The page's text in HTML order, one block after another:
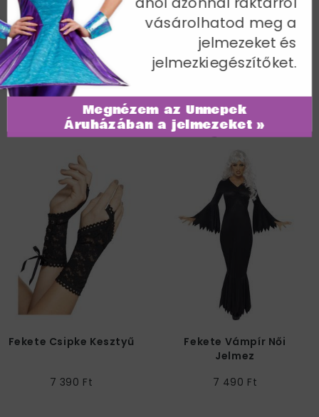
Nem elérhető
Cikkszám: 44257
További termékek a kategóriában
Fekete Csipke Kesztyű
7 390 Ft
Fekete Vámpír Női
Jelmez
7 490 Ft
Megnézem az Ünnepek
Áruházában a jelmezeket »
vásárolhatod meg a
jelmezeket és
jelmezkiegészítőket.